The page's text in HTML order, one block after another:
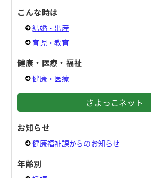
こんな時は
結婚・出産
育児・教育
健康・医療・福祉
健康・医療
さよっこネット
お知らせ
健康福祉課からのお知らせ
年齢別